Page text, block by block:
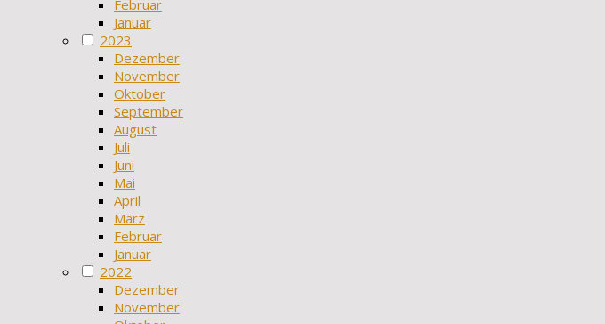
Februar
Januar
2023
Dezember
November
Oktober
September
August
Juli
Juni
Mai
April
März
Februar
Januar
2022
Dezember
November